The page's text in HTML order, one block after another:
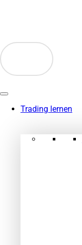
Trading lernen